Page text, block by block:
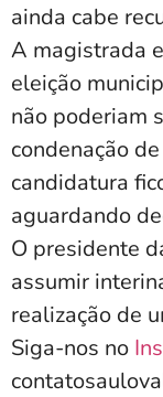
ainda cabe
A magistrada
eleição
não poderiam
condenação
candidatura
aguardando
O presidente
assumir
realização de
Siga-nos no